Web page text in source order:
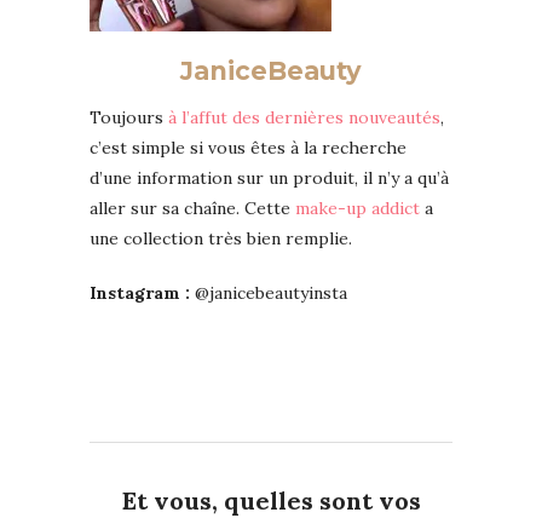
JaniceBeauty
Toujours à l’affut des dernières nouveautés,
c’est simple si vous êtes à la recherche
d’une information sur un produit, il n’y a qu’à
aller sur sa chaîne. Cette make-up addict a
une collection très bien remplie.
Instagram : @janicebeautyinsta
Et vous, quelles sont vos